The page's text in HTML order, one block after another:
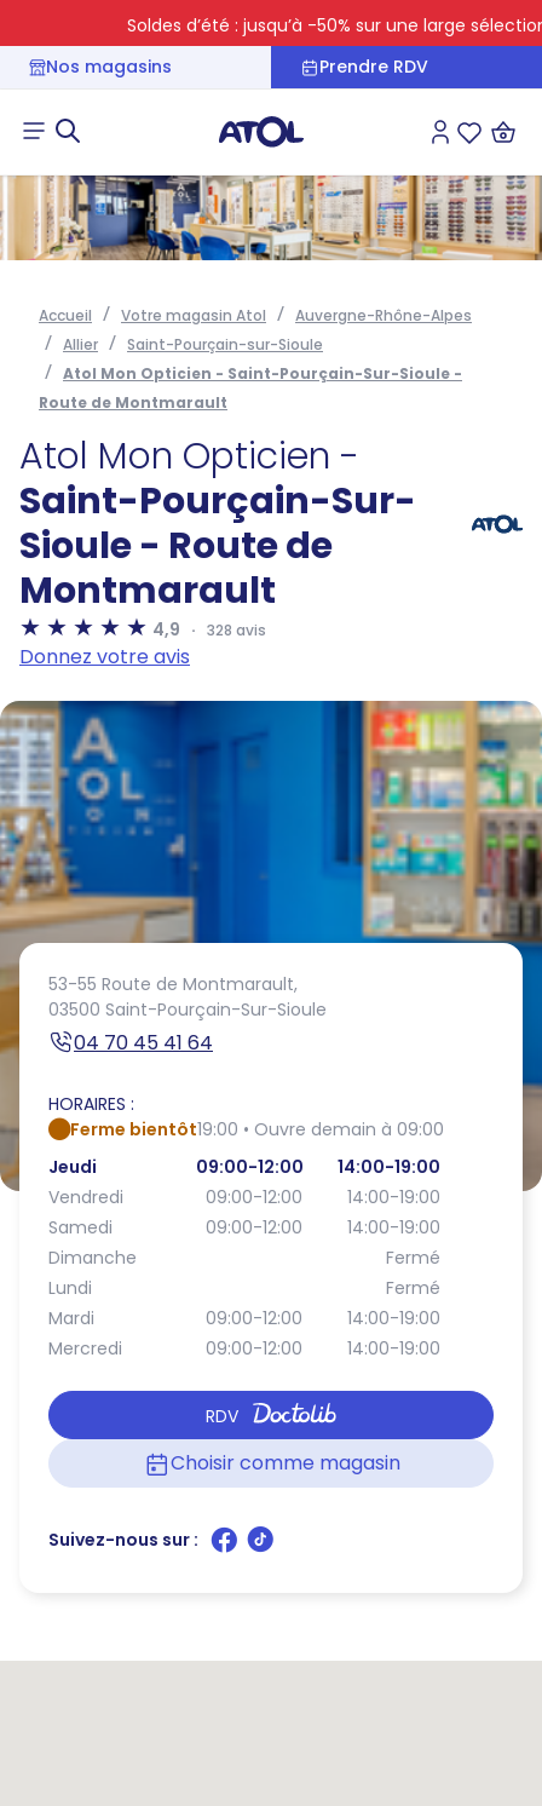
Soldes d’été : jusqu’à -50% sur une large sélection
Nos magasins
Prendre RDV
Connexion
Accueil Votre magasin Atol
Auvergne-Rhône-Alpes
Allier
Saint-Pourçain-sur-Sioule
Atol Mon Opticien - Saint-Pourçain-Sur-Sioule -
Route de Montmarault
Atol Mon Opticien -
Saint-Pourçain-Sur-
Sioule - Route de
Montmarault
4,9 328 avis
Donnez votre avis
53-55 Route de Montmarault,
03500 Saint-Pourçain-Sur-Sioule
04 70 45 41 64
HORAIRES :
Ferme bientôt19:00 • Ouvre demain à 09:00
Jeudi
09:00-12:00
14:00-19:00
Vendredi
09:00-12:00
14:00-19:00
Samedi
09:00-12:00
14:00-19:00
Dimanche
Fermé
Lundi
Fermé
Mardi
09:00-12:00
14:00-19:00
Mercredi
09:00-12:00 14:00-19:00
RDV
Choisir comme magasin
Suivez-nous sur :